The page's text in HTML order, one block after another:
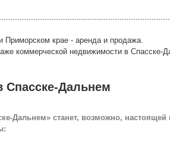
крае - аренда и продажа.
коммерческой недвижимости в
Спасске-Дальнем
Дальнем» станет, возможно,